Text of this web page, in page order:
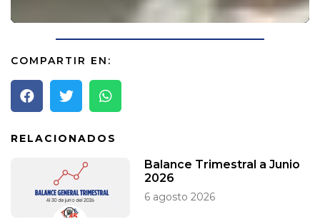
COMPARTIR EN:
RELACIONADOS
Balance Trimestral a Junio
2026
6 agosto 2026